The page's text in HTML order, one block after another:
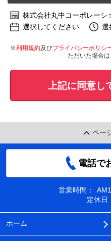
株式会社丸中コーポレー
選択してください
選
※利用規約及びプライバシーポリシ
ただいた場合は
上記に同意し
ペー
電話で
営業時間：
定休日
ホーム